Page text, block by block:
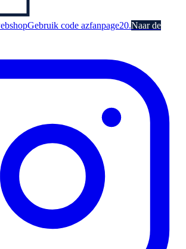
Gebruik code azfanpage20.Naar de